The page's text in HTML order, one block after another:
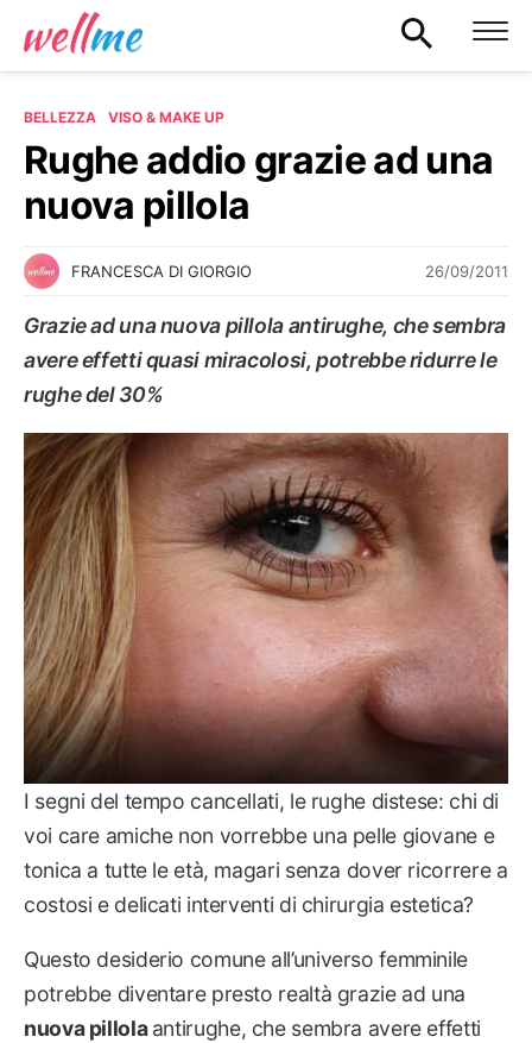
BELLEZZA VISO & MAKE UP
Rughe addio grazie ad una
nuova pillola
FRANCESCA DI GIORGIO 26/09/2011
Grazie ad una nuova pillola antirughe, che sembra
avere effetti quasi miracolosi, potrebbe ridurre le
rughe del 30%
VISO & MAKE UP
I segni del tempo cancellati, le rughe distese: chi di
voi care amiche non vorrebbe una pelle giovane e
tonica a tutte le età, magari senza dover ricorrere a
costosi e delicati interventi di chirurgia estetica?
Questo desiderio comune all’universo femminile
potrebbe diventare presto realtà grazie ad una
nuova pillolaantirughe, che sembra avere effetti